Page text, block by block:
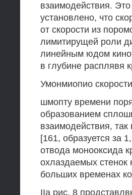
взаимодействия.
установлено, что
от скорости из
лимитирущей роли
линейным юдом
в глубине расплявя
Умонмиопио
шмопту времени
образованием
взаимодействия,
[161, образуется за
отвода монооксида
охлаздаемых стенок
больших временах
IIa рис. 8